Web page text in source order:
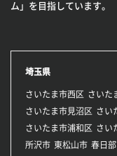
ム」を目指しています。
埼玉県
さいたま市西区 さいた
さいたま市見沼区
さい
さいたま市浦和区
さい
所沢市 東松山市 春日